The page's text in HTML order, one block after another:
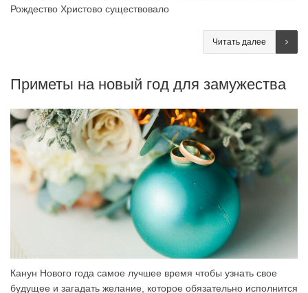
Рождество Христово существовало
Читать далее
Приметы на новый год для замужества
Канун Нового года самое лучшее время чтобы узнать свое
будущее и загадать желание, которое обязательно исполнится